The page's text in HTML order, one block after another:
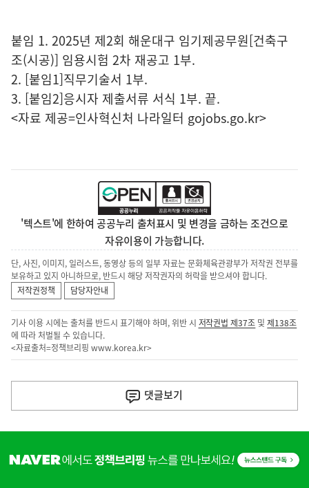
붙임 1. 2025년 제2회 해운대구 임기제공무원[건축구
조(시공)] 임용시험 2차 재공고 1부.
2. [붙임1]직무기술서 1부.
3. [붙임2]응시자 제출서류 서식 1부. 끝.
<자료 제공=인사혁신처 나라일터 gojobs.go.kr>
'텍스트'에 한하여 공공누리 출처표시 및 변경을 금하는 조건으로
자유이용이 가능합니다.
단, 사진, 이미지, 일러스트, 동영상 등의 일부 자료는 문화체육관광부가 저작권 전부를
보유하고 있지 아니하므로, 반드시 해당 저작권자의 허락을 받으셔야 합니다.
저작권정책
담당자안내
기사 이용 시에는 출처를 반드시 표기해야 하며, 위반 시 저작권법 제37조 및제138조
에 따라 처벌될 수 있습니다.
<자료출처=정책브리핑 www.korea.kr>
다
음
기
댓글보기
단